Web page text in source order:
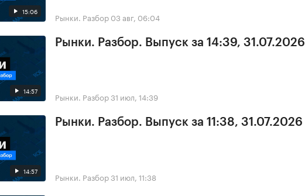
15:06 Рынки. Разбор 03 авг, 06:04
14:57
Рынки. Разбор. Выпуск за 14:39, 31.07.2026
Рынки. Разбор31 июл, 14:39
14:57
Рынки. Разбор. Выпуск за 11:38, 31.07.2026
Рынки. Разбор31 июл, 11:38